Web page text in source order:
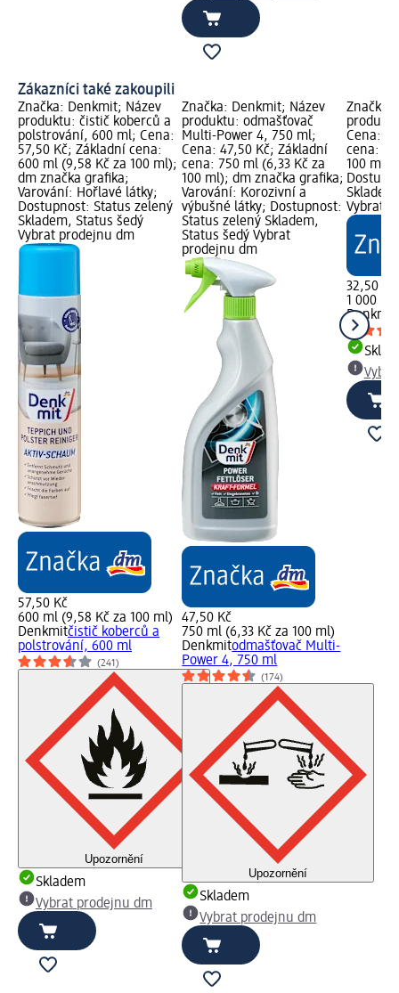
Zákazníci také zakoupili
Značka: Denkmit; Název
produktu: čistič koberců a
polstrování, 600 ml; Cena:
57,50 Kč; Základní cena:
600 ml (9,58 Kč za 100 ml);
dm značka grafika;
Varování: Hořlavé látky;
Dostupnost: Status zelený
Skladem, Status šedý
Vybrat prodejnu dm
57,50 Kč
600 ml (9,58 Kč za 100 ml)
Denkmitčistič koberců a
polstrování, 600 ml
(241)
Upozornění
Skladem
Vybrat prodejnu dm
Značka: Denkmit; Název
produktu: odmašťovač
Multi-Power 4, 750 ml;
Cena: 47,50 Kč; Základní
cena: 750 ml (6,33 Kč za
100 ml); dm značka grafika;
Varování: Korozivní a
výbušné látky; Dostupnost:
Status zelený Skladem,
Status šedý Vybrat
prodejnu dm
47,50 Kč
750 ml (6,33 Kč za 100 ml)
Denkmitodmašťovač Multi-
Power 4, 750 ml
(174)
Upozornění
Skladem
Vybrat prodejnu dm
Značka:
Cena:
cena: 1
100 ml);
Vybrat
32,50 Kč
1 000 ml
Denkmit